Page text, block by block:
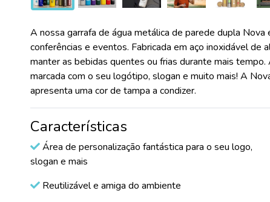
A nossa garrafa de água metálica de parede dupla
conferências e eventos. Fabricada em aço inoxidável de
manter as bebidas quentes ou frias durante mais
marcada com o seu logótipo, slogan e muito mais! A
apresenta uma cor de tampa a condizer.
Características
Área de personalização fantástica para o seu logo,
slogan e mais
Reutilizável e amiga do ambiente